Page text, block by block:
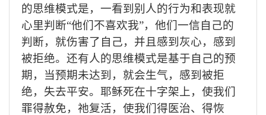
的思维模式是，一看到别人的行为和表现就
心里判断“他们不喜欢我”，他们一信自己的
判断，就伤害了自己，并且感到灰心，感到
被拒绝。还有人的思维模式是基于自己的预
期，当预期未达到，就会生气，感到被拒
绝，失去平安。耶稣死在十字架上，使我们
罪得赦免，祂复活，使我们得医治、得恢